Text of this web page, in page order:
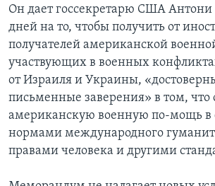
Он дает госсекретарю США Антони
дней на то, чтобы получить от
получателей американской
участвующих в военных
от Израиля и Украины,
письменные заверения» в том, что
американскую военную по-мощь в
нормами международного
правами человека и другими